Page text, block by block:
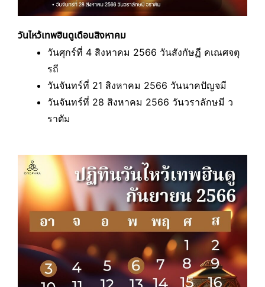
วันไหว้เทพฮินดูเดือนสิงหาคม
วันศุกร์ที่ 4 สิงหาคม 2566 วันสังกัษฏี คเณศจตุ
รถี
วันจันทร์ที่ 21 สิงหาคม 2566 วันนาคปัญจมี
วันจันทร์ที่ 28 สิงหาคม 2566 วันวราลักษมี ว
ราตัม